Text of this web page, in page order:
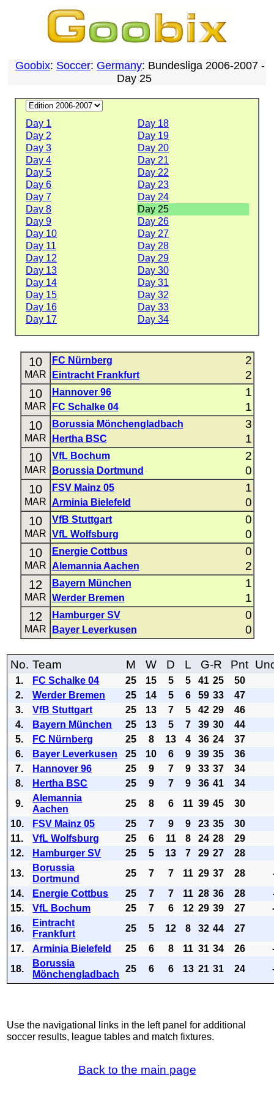
Goobix: Soccer: Germany: Bundesliga 2006-2007 -
Day 25
Day 1
Day 18
Day 2
Day 19
Day 3
Day 20
Day 4
Day 21
Day 5
Day 22
Day 6
Day 23
Day 7
Day 24
Day 8
Day 25
Day 9
Day 26
Day 10
Day 27
Day 11
Day 28
Day 12
Day 29
Day 13
Day 30
Day 14
Day 31
Day 15
Day 32
Day 16
Day 33
Day 17
Day 34
10
MAR
FC Nürnberg 2
Eintracht Frankfurt 2
10
MAR
Hannover 96 1
FC Schalke 04 1
10
MAR
Borussia Mönchengladbach 3
Hertha BSC 1
10
MAR
VfL Bochum 2
Borussia Dortmund 0
10
MAR
FSV Mainz 05 1
Arminia Bielefeld 0
10
MAR
VfB Stuttgart 0
VfL Wolfsburg 0
10
MAR
Energie Cottbus 0
Alemannia Aachen 2
12
MAR
Bayern München 1
Werder Bremen 1
12
MAR
Hamburger SV 0
Bayer Leverkusen 0
No. Team M W D L G-R Pnt
1. FC Schalke 04 25 15 5 5 41 25 50
2.
Werder Bremen 25 14 5 6 59 33
47
3.
VfB Stuttgart 25 13 7 5 42 29 46
4.
Bayern München 25 13 5 7 39 30
44
5.
FC Nürnberg 25 8 13 4 36 24
37
6.
Bayer Leverkusen 25 10 6 9 39 35
36
7.
Hannover 96 25 9 7 9 33 37
34
8.
Hertha BSC 25 9 7 9 36 41
34
9.
Alemannia
Aachen
25 8 6 11 39 45
30
10.
FSV Mainz 05 25 7 9 9 23 35
30
11.
VfL Wolfsburg 25 6 11 8 24 28
29
12.
Hamburger SV 25 5 13 7 29 27
28
13.
Borussia
Dortmund
25 7 7 11 29 37 28
14.
Energie Cottbus 25 7 7 11 28 36 28
15.
VfL Bochum 25 7 6 12 29 39 27
16.
Eintracht
Frankfurt
25 5 12 8 32 44
27
17.
Arminia Bielefeld 25 6 8 11 31 34 26
18.
Borussia
Mönchengladbach
25 6 6 13 21 31 24
Use the navigational links in the left panel for additional
soccer results, league tables and match fixtures.
Back to the main page